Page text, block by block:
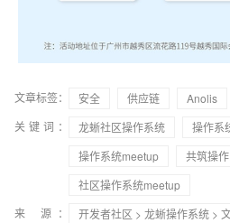
文章标签： 安全 供应链
Anolis
关键词：
龙蜥社区操作系统
操作系
操作系统meetup
共筑操
社区操作系统meetup
来 源：
开发者社区 > 龙蜥操作系统 >